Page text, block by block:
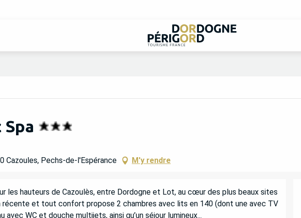
Cazoules, Pechs-de-l'Espérance M'y rendre
les hauteurs de Cazoulès, entre Dordogne et Lot, au cœur des plus beaux sites
récente et tout confort propose 2 chambres avec lits en 140 (dont une avec TV
avec WC et douche multijets, ainsi qu’un séjour lumineux...